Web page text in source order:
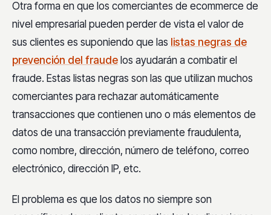
Otra forma en que los comerciantes de ecommerce de
nivel empresarial pueden perder de vista el valor de
sus clientes es suponiendo que las listas negras de
prevención del fraude los ayudarán a combatir el
fraude. Estas listas negras son las que utilizan muchos
comerciantes para rechazar automáticamente
transacciones que contienen uno o más elementos de
datos de una transacción previamente fraudulenta,
como nombre, dirección, número de teléfono, correo
electrónico, dirección IP, etc.
El problema es que los datos no siempre son